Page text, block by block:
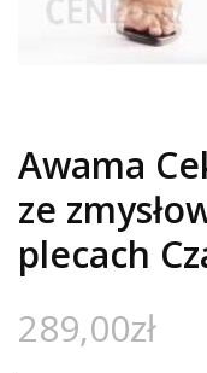
Awama
ze
plecach
289,00zł